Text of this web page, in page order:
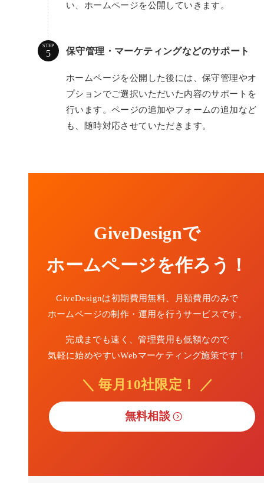
い、ホームページを公開していきます。
STEP 保守管理・マーケティングなどのサポート
ホームページを公開した後には、保守管理やオ
プションでご選択いただいた内容のサポートを
行います。ページの追加やフォームの追加など
も、随時対応させていただきます。
GiveDesignで
ホームページを作ろう！
GiveDesignは初期費用無料、月額費用のみで
ホームページの制作・運用を行うサービスです。
完成までも速く、管理費用も低額なので
気軽に始めやすいWebマーケティング施策です！
＼ 毎月10社限定！ ／
無料相談